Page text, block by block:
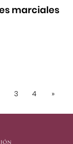
marciales
3 4 »